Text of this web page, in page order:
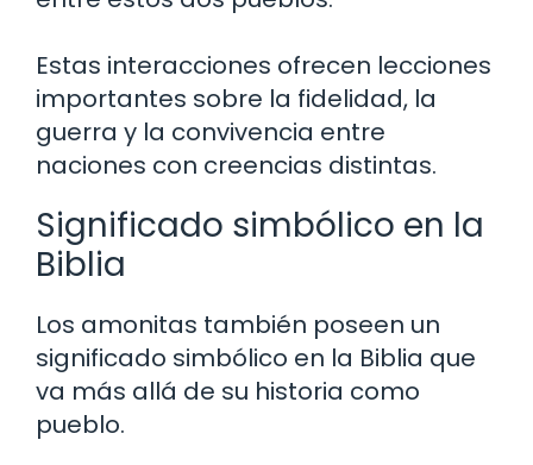
Estas interacciones ofrecen lecciones
importantes sobre la fidelidad, la
guerra y la convivencia entre
naciones con creencias distintas.
Significado simbólico en la
Biblia
Los amonitas también poseen un
significado simbólico en la Biblia que
va más allá de su historia como
pueblo.